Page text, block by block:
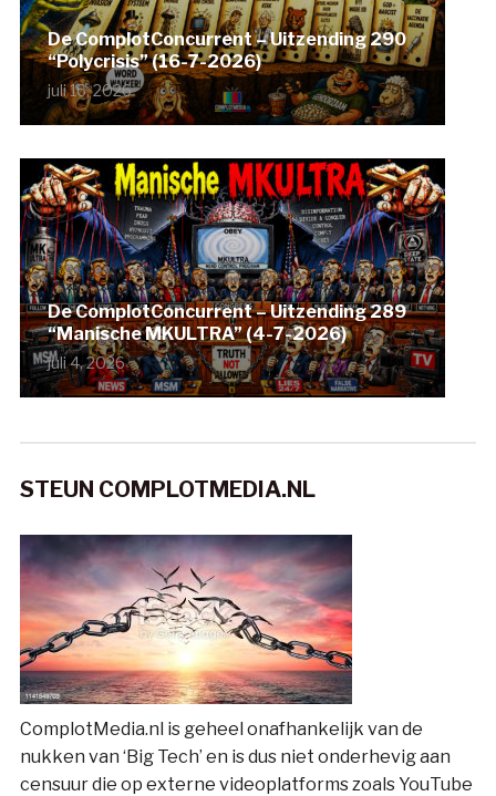
De ComplotConcurrent – Uitzending 290
“Polycrisis” (16-7-2026)
juli 16, 2026
De ComplotConcurrent – Uitzending 289
“Manische MKULTRA” (4-7-2026)
juli 4, 2026
STEUN COMPLOTMEDIA.NL
ComplotMedia.nl is geheel onafhankelijk van de
nukken van ‘Big Tech’ en is dus niet onderhevig aan
censuur die op externe videoplatforms zoals YouTube